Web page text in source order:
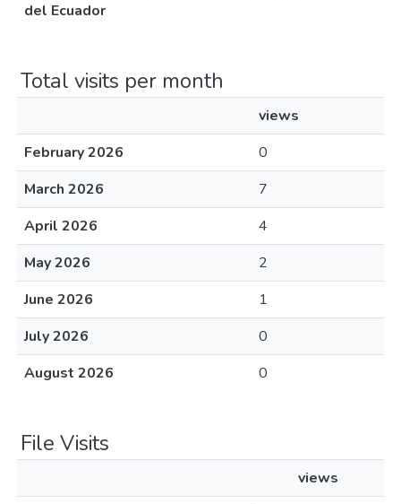
del Ecuador
Total visits per month
views
February 2026
0
March 2026
7
April 2026
4
May 2026
2
June 2026
1
July 2026
0
August 2026
0
File Visits
views